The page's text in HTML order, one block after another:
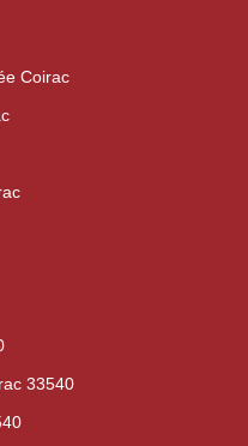
Coirac
33540